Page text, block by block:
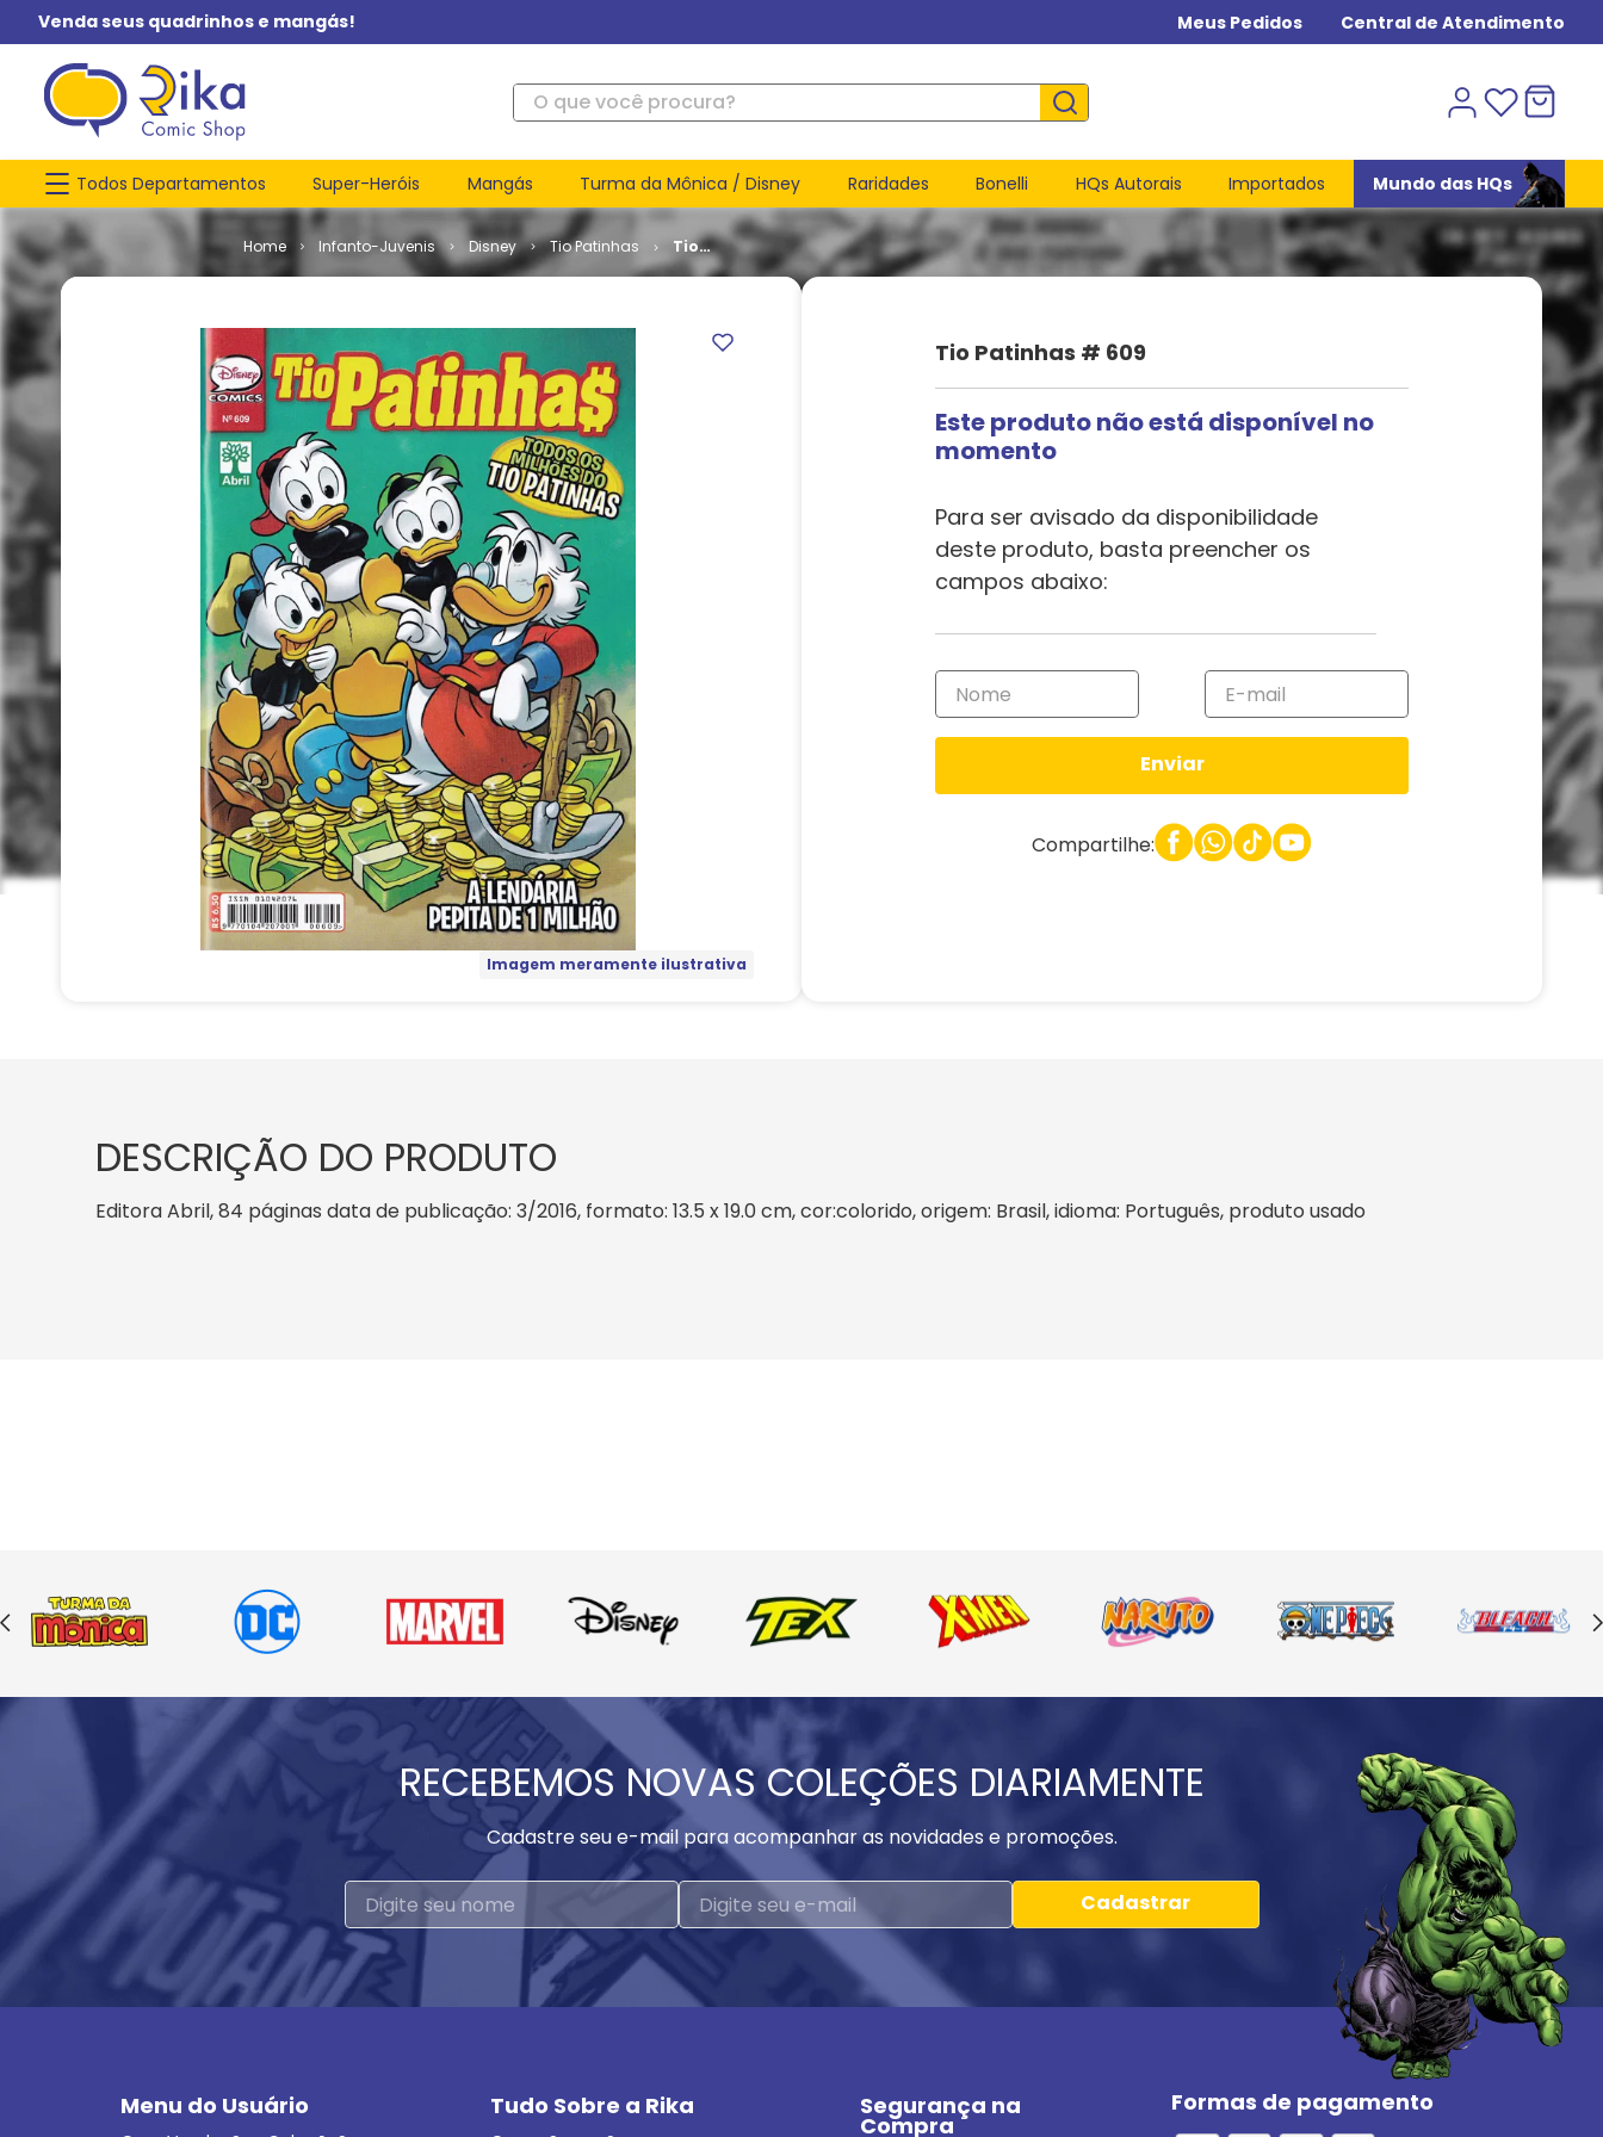
Venda seus quadrinhos e mangás! Meus Pedidos Central de Atendimento
O que você procura?
Todos Departamentos Super-Heróis Mangás Turma da Mônica / Disney Raridades Bonelli HQs Autorais Importados Mundo das HQs
Infanto-Juvenis Disney Tio Patinhas
Tio
Patinhas #
Imagem meramente ilustrativa
Tio Patinhas # 609
Este produto não está disponível no
momento
Para ser avisado da disponibilidade
deste produto, basta preencher os
campos abaixo:
Enviar
Compartilhe:
DESCRIÇÃO DO PRODUTO
Editora Abril, 84 páginas data de publicação: 3/2016, formato: 13.5 x 19.0 cm, cor:colorido, origem: Brasil, idioma: Português, produto usado
RECEBEMOS NOVAS COLEÇÕES DIARIAMENTE
Cadastre seu e-mail para acompanhar as novidades e promoções.
Cadastrar
Menu do Usuário Tudo Sobre a Rika Segurança na
Compra
Formas de pagamento